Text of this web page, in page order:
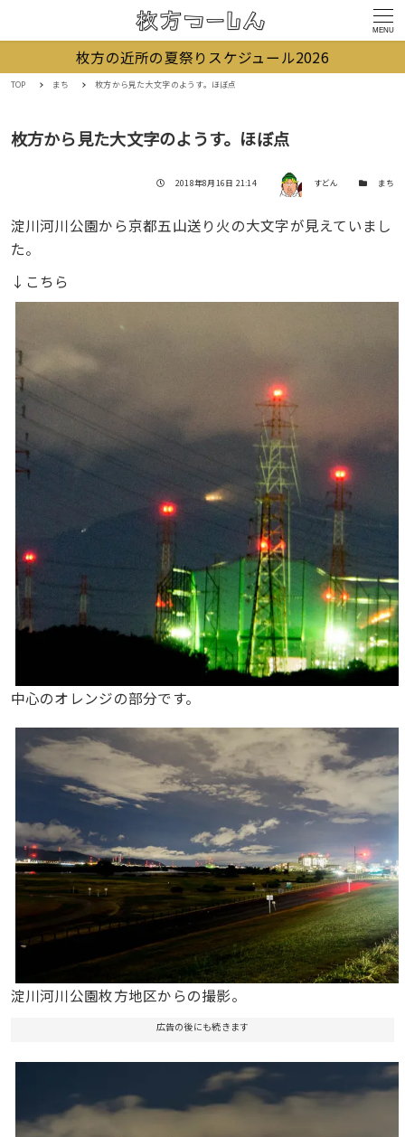
MENU
枚方の近所の夏祭りスケジュール2026
TOP まち 枚方から見た大文字のようす。ほぼ点
枚方から見た大文字のようす。ほぼ点
投稿日
2018年8月16日 21:14 著者 すどん カテゴリー
まち
淀川河川公園から京都五山送り火の大文字が見えていまし
た。
↓こちら
中心のオレンジの部分です。
淀川河川公園枚方地区からの撮影。
広告の後にも続きます